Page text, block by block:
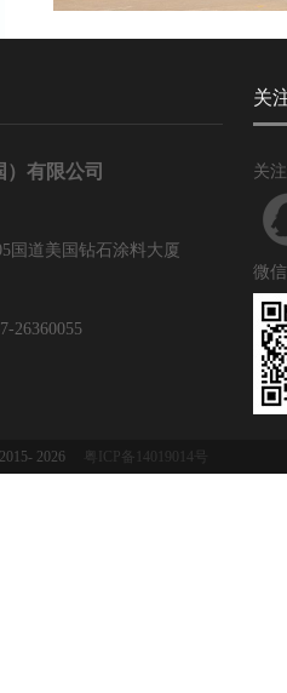
有限公司
国道美国钻石涂料大厦
26360055
关
关
微
2026 粤ICP备14019014号